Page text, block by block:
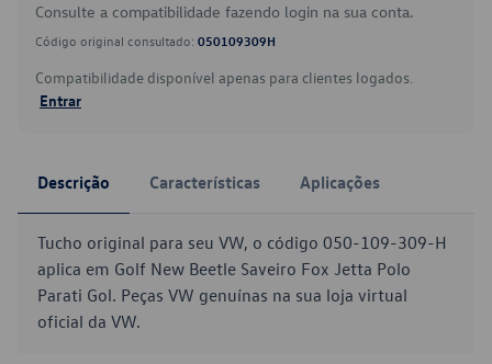
Consulte a compatibilidade fazendo login na sua conta.
Código original consultado: 050109309H
Compatibilidade disponível apenas para clientes logados.
Entrar
Descrição Características Aplicações
Tucho original para seu VW, o código 050-109-309-H
aplica em Golf New Beetle Saveiro Fox Jetta Polo
Parati Gol. Peças VW genuínas na sua loja virtual
oficial da VW.